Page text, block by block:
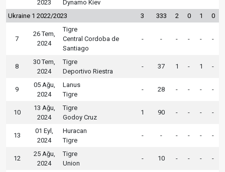
2023 Dynamo Kiev
Ukraine 1 2022/2023 3 333 2 0 1 0
7
26 Tem,
2024
Tigre
Central Cordoba de
Santiago
- - - - - -
8
30 Tem,
2024
Tigre
Deportivo Riestra
- 37 1 - 1 -
9
05 Ağu,
2024
Lanus
Tigre
- 28 - - - -
10
13 Ağu,
2024
Tigre
Godoy Cruz
1 90 - - - -
13
01 Eyl,
2024
Huracan
Tigre
- - - - - -
12
25 Ağu,
2024
Tigre
Union
- 10 - - - -